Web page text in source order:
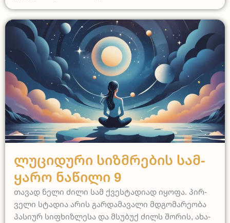
Ლუ­ცი­დუ­რი Სიზ­მრე­ბის Სამ­
Ყა­რო Ნა­წი­ლი 9
თა­ვად ნე­ლი ძი­ლი სამ ქვეს­ტა­დი­ად იყო­ფა. პირ­
ვე­ლი სტა­დია არის გარ­და­მა­ვა­ლი მდგო­მა­რე­ო­ბა
პა­სი­ურ სიფ­ხიზ­ლე­სა და მსუ­ბუქ ძილს შო­რის, ახა­